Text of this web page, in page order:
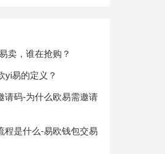
卖，谁在抢购？
yi易的定义？
请码-为什么欧易需邀请
程是什么-易欧钱包交易